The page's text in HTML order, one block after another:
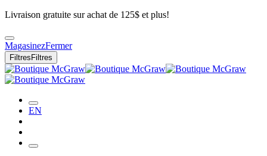
Livraison gratuite sur achat de 125$ et plus!
MagasinezFermer
Filtres Filtres
EN